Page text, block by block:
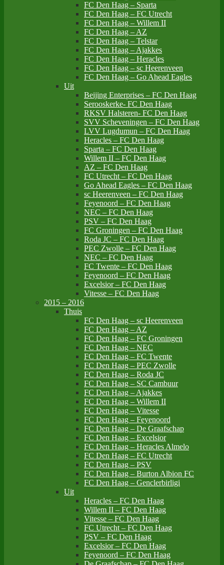
FC Den Haag – Sparta
FC Den Haag – FC Utrecht
FC Den Haag – Willem II
FC Den Haag – AZ
FC Den Haag – Telstar
FC Den Haag – Ajakkes
FC Den Haag – Heracles
FC Den Haag – sc Heerenveen
FC Den Haag – Go Ahead Eagles
Uit
Beijing Enterprises – FC Den Haag
Serooskerke- FC Den Haag
RKSV Halsteren- FC Den Haag
SVV Scheveningen – FC Den Haag
LVV Lugdumun – FC Den Haag
Heracles – FC Den Haag
Sparta – FC Den Haag
Willem II – FC Den Haag
AZ – FC Den Haag
FC Utrecht – FC Den Haag
Go Ahead Eagles – FC Den Haag
sc Heerenveen – FC Den Haag
Feyenoord – FC Den Haag
NEC – FC Den Haag
PSV – FC Den Haag
FC Groningen – FC Den Haag
Roda JC – FC Den Haag
PEC Zwolle – FC Den Haag
NEC – FC Den Haag
FC Twente – FC Den Haag
Feyenoord – FC Den Haag
Excelsior – FC Den Haag
Vitesse – FC Den Haag
2015 – 2016
Thuis
FC Den Haag – sc Heerenveen
FC Den Haag – AZ
FC Den Haag – FC Groningen
FC Den Haag – NEC
FC Den Haag – FC Twente
FC Den Haag – PEC Zwolle
FC Den Haag – Roda JC
FC Den Haag – SC Cambuur
FC Den Haag – Ajakkes
FC Den Haag – Willem II
FC Den Haag – Vitesse
FC Den Haag – Feyenoord
FC Den Haag – De Graafschap
FC Den Haag – Excelsior
FC Den Haag – Heracles Almelo
FC Den Haag – FC Utrecht
FC Den Haag – PSV
FC Den Haag – Burton Albion FC
FC Den Haag – Genclerbirligi
Uit
Heracles – FC Den Haag
Willem II – FC Den Haag
Vitesse – FC Den Haag
FC Utrecht – FC Den Haag
PSV – FC Den Haag
Excelsior – FC Den Haag
Feyenoord – FC Den Haag